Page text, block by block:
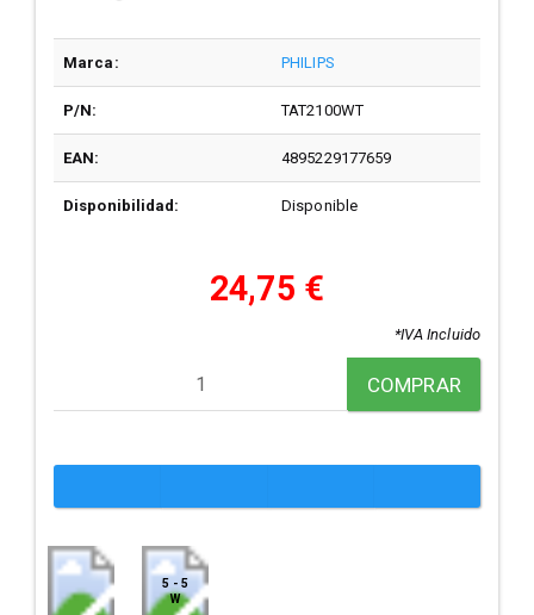
Marca: PHILIPS
P/N: TAT2100WT
EAN: 4895229177659
Disponibilidad: Disponible
24,75 €
*IVA Incluido
COMPRAR
5 - 5
W